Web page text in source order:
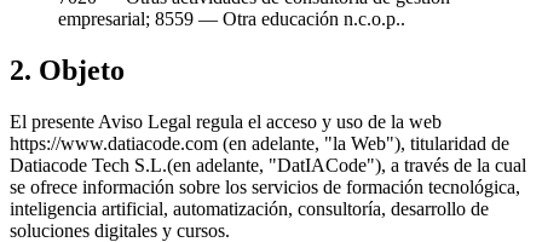
empresarial; 8559 — Otra educación n.c.o.p..
2. Objeto
El presente Aviso Legal regula el acceso y uso de la web
https://www.datiacode.com (en adelante, "la Web"), titularidad de
Datiacode Tech S.L.(en adelante, "DatIACode"), a través de la cual
se ofrece información sobre los servicios de formación tecnológica,
inteligencia artificial, automatización, consultoría, desarrollo de
soluciones digitales y cursos.